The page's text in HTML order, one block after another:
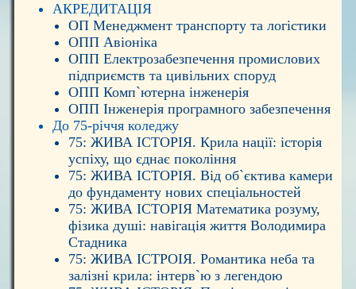
АКРЕДИТАЦІЯ
ОП Менеджмент транспорту та логістики
ОПП Авіоніка
ОПП Електрозабезпечення промислових
підприємств та цивільних споруд
ОПП Комп`ютерна інженерія
ОПП Інженерія програмного забезпечення
До 75-річчя коледжу
75: ЖИВА ІСТОРІЯ. Крила нації: історія
успіху, що єднає покоління
75: ЖИВА ІСТОРІЯ. Від об`єктива камери
до фундаменту нових спеціальностей
75: ЖИВА ІСТОРІЯ Математика розуму,
фізика душі: навігація життя Володимира
Стадника
75: ЖИВА ІСТРОІЯ. Романтика неба та
залізні крила: інтерв`ю з легендою